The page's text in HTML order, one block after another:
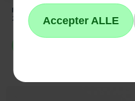
Pillivuyt Plissé Tallerken Flad -
24 cm.